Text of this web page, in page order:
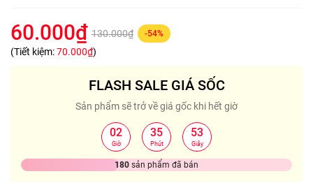
60.000₫ 130.000₫ -54%
(Tiết kiệm:70.000₫)
FLASH SALE GIÁ SỐC
Sản phẩm sẽ trở về giá gốc khi hết giờ
02
Giờ
35
Phút
52
Giây
180 sản phẩm đã bán